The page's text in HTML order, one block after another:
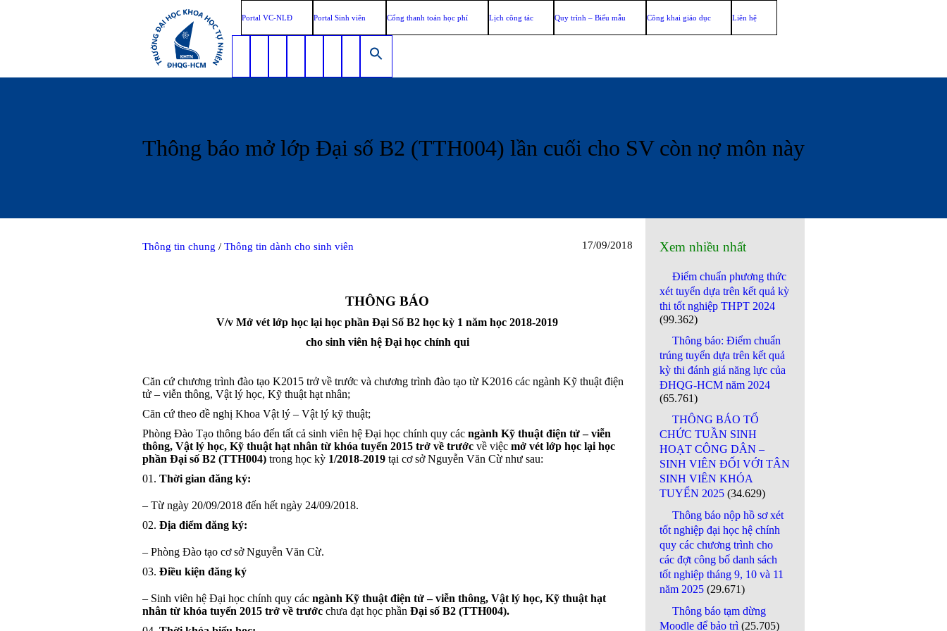
Portal VC-NLĐ Portal Sinh viên Cổng thanh toán học phí Lịch công tác Quy trình – Biểu mẫu Công khai giáo dục Liên hệ
Thông báo mở lớp Đại số B2 (TTH004) lần cuối cho SV còn nợ môn này
17/09/2018
Thông tin chung / Thông tin dành cho sinh viên
THÔNG BÁO
V/v Mở vét lớp học lại học phần Đại Số B2 học kỳ 1 năm học 2018-2019
cho sinh viên hệ Đại học chính qui
Căn cứ chương trình đào tạo K2015 trở về trước và chương trình đào tạo từ K2016 các ngành Kỹ thuật điện
tử – viễn thông, Vật lý học, Kỹ thuật hạt nhân;
Căn cứ theo đề nghị Khoa Vật lý – Vật lý kỹ thuật;
Phòng Đào Tạo thông báo đến tất cả sinh viên hệ Đại học chính quy các ngành Kỹ thuật điện tử – viễn
thông, Vật lý học, Kỹ thuật hạt nhân từ khóa tuyển 2015 trở về trước về việc mở vét lớp học lại học
phần Đại số B2 (TTH004) trong học kỳ 1/2018-2019 tại cơ sở Nguyễn Văn Cừ như sau:
Thời gian đăng ký:
– Từ ngày 20/09/2018 đến hết ngày 24/09/2018.
Địa điểm đăng ký:
– Phòng Đào tạo cơ sở Nguyễn Văn Cừ.
Điều kiện đăng ký
– Sinh viên hệ Đại học chính quy các ngành Kỹ thuật điện tử – viễn thông, Vật lý học, Kỹ thuật hạt
nhân từ khóa tuyển 2015 trở về trước chưa đạt học phần Đại số B2 (TTH004).
Xem nhiều nhất
Điểm chuẩn phương thức
xét tuyển dựa trên kết quả kỳ
thi tốt nghiệp THPT 2024
(99.362)
Thông báo: Điểm chuẩn
trúng tuyển dựa trên kết quả
kỳ thi đánh giá năng lực của
ĐHQG-HCM năm 2024
(65.761)
THÔNG BÁO TỔ
CHỨC TUẦN SINH
HOẠT CÔNG DÂN –
SINH VIÊN ĐỐI VỚI TÂN
SINH VIÊN KHÓA
TUYỂN 2025 (34.629)
Thông báo nộp hồ sơ xét
tốt nghiệp đại học hệ chính
quy các chương trình cho
các đợt công bố danh sách
tốt nghiệp tháng 9, 10 và 11
năm 2025 (29.671)
Thông báo tạm dừng
Moodle để bảo trì (25.705)